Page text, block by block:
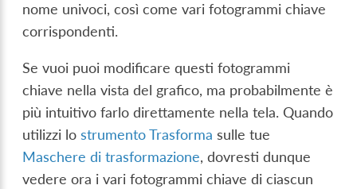
nome univoci, così come vari fotogrammi chiave
corrispondenti.
Se vuoi puoi modificare questi fotogrammi
chiave nella vista del grafico, ma probabilmente è
più intuitivo farlo direttamente nella tela. Quando
utilizzi lo strumento Trasforma sulle tue
Maschere di trasformazione, dovresti dunque
vedere ora i vari fotogrammi chiave di ciascun